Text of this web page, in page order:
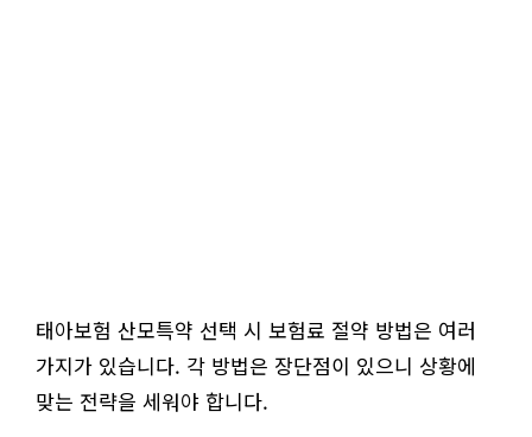
태아보험 산모특약 선택 시 보험료 절약 방법은 여러
가지가 있습니다. 각 방법은 장단점이 있으니 상황에
맞는 전략을 세워야 합니다.